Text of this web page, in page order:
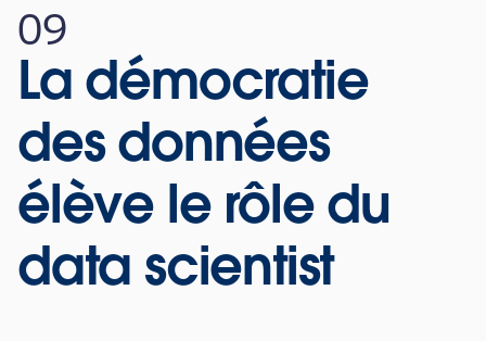
09
La démocratie
des données
élève le rôle du
data scientist